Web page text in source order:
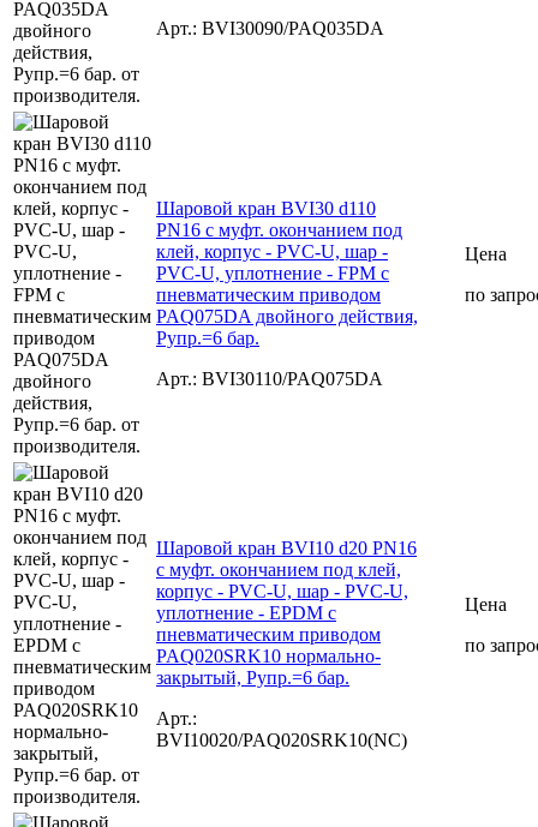
Арт.: BVI30090/PAQ035DA
Шаровой кран BVI30 d110
PN16 с муфт. окончанием под
клей, корпус - PVC-U, шар -
PVC-U, уплотнение - FPM с
пневматическим приводом
PAQ075DA двойного действия,
Рупр.=6 бар.
Арт.: BVI30110/PAQ075DA
Цена
по
Шаровой кран BVI10 d20 PN16
с муфт. окончанием под клей,
корпус - PVC-U, шар - PVC-U,
уплотнение - EPDM с
пневматическим приводом
PAQ020SRK10 нормально-
закрытый, Рупр.=6 бар.
Арт.:
BVI10020/PAQ020SRK10(NC)
Цена
по